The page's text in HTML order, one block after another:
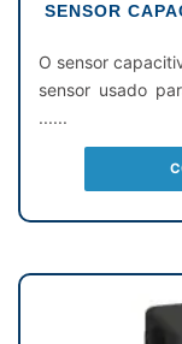
SENSOR
O sensor
sensor usado
......